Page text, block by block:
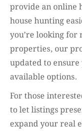
provide an online
house hunting
you’re looking
properties, our
updated to ensure
available options.
For those
to let listings
expand your real